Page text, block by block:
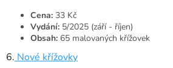
Cena: 33 Kč
Vydání: 5/2025 (září - říjen)
Obsah: 65 malovaných křížovek
6. Nové křížovky